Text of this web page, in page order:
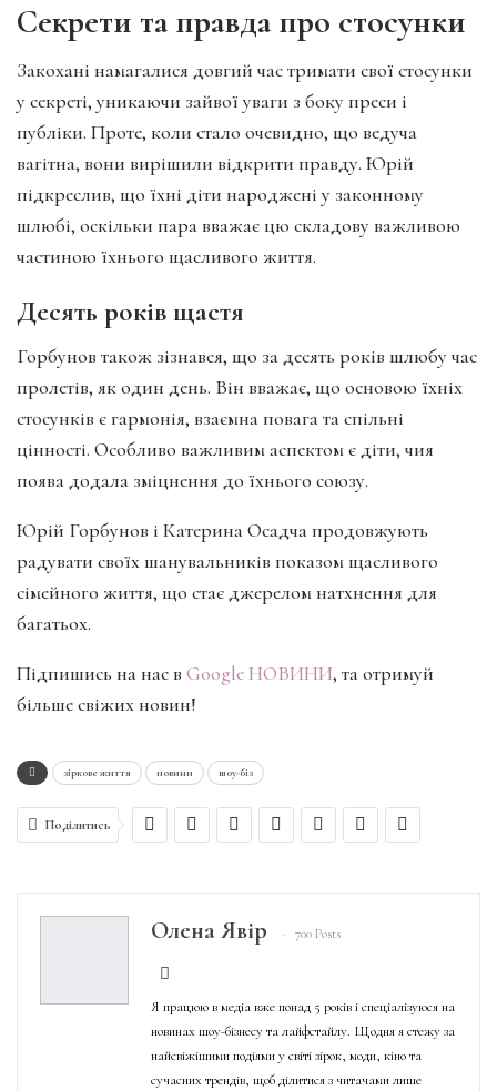
Секрети та правда про стосунки
Закохані намагалися довгий час тримати свої стосунки
у секреті, уникаючи зайвої уваги з боку преси і
публіки. Проте, коли стало очевидно, що ведуча
вагітна, вони вирішили відкрити правду. Юрій
підкреслив, що їхні діти народжені у законному
шлюбі, оскільки пара вважає цю складову важливою
частиною їхнього щасливого життя.
Десять років щастя
Горбунов також зізнався, що за десять років шлюбу час
пролетів, як один день. Він вважає, що основою їхніх
стосунків є гармонія, взаємна повага та спільні
цінності. Особливо важливим аспектом є діти, чия
поява додала зміцнення до їхнього союзу.
Юрій Горбунов і Катерина Осадча продовжують
радувати своїх шанувальників показом щасливого
сімейного життя, що стає джерелом натхнення для
багатьох.
Підпишись на нас в Google НОВИНИ, та отримуй
більше свіжих новин!
зіркове життя новини шоу-біз
Поділитись
Олена Явір 700 Posts
Я працюю в медіа вже понад 5 років і спеціалізуюся на
новинах шоу-бізнесу та лайфстайлу. Щодня я стежу за
найсвіжішими подіями у світі зірок, моди, кіно та
сучасних трендів, щоб ділитися з читачами лише